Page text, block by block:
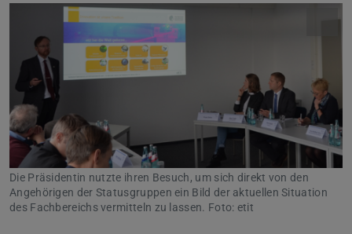
Die Präsidentin nutzte ihren Besuch, um sich direkt von den
Angehörigen der Statusgruppen ein Bild der aktuellen Situation
des Fachbereichs vermitteln zu lassen. Foto: etit